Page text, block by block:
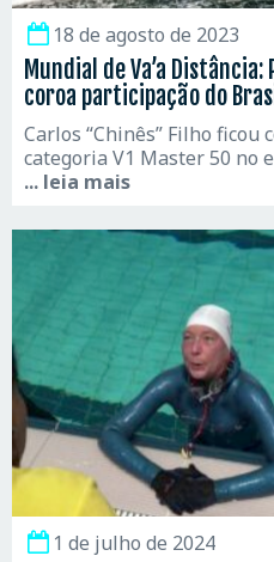
18 de agosto de 2023
Mundial de Va’a
coroa participação do
Carlos “Chinês” Filho ficou
categoria V1 Master 50 no
... leia mais
1 de julho de 2024